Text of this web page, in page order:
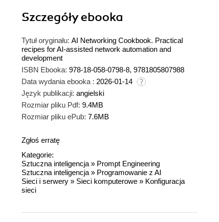
Szczegółyebooka
Tytuł oryginału: AI Networking Cookbook. Practical
recipes for AI-assisted network automation and
development
ISBN Ebooka: 978-18-058-0798-8, 9781805807988
Data wydania ebooka : 2026-01-14
Język publikacji: angielski
Rozmiar pliku Pdf: 9.4MB
Rozmiar pliku ePub: 7.6MB
Zgłoś erratę
Kategorie:
Sztuczna inteligencja » Prompt Engineering
Sztuczna inteligencja » Programowanie z AI
Sieci i serwery » Sieci komputerowe » Konfiguracja
sieci